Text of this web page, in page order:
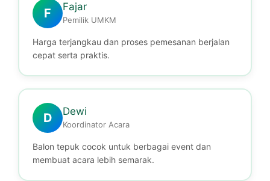
F Fajar
Pemilik UMKM
Harga terjangkau dan proses pemesanan berjalan
cepat serta praktis.
D Dewi
Koordinator Acara
Balon tepuk cocok untuk berbagai event dan
membuat acara lebih semarak.